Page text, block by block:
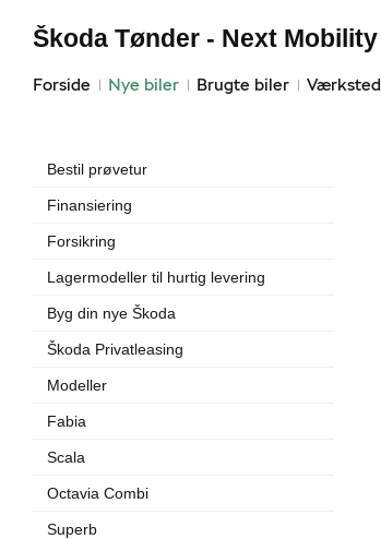
Forside Nye biler Brugte biler Værksted
Škoda Tønder - Next Mobility
Bestil prøvetur
Finansiering
Forsikring
Lagermodeller til hurtig levering
Byg din nye Škoda
Škoda Privatleasing
Modeller
Fabia
Scala
Octavia Combi
Superb